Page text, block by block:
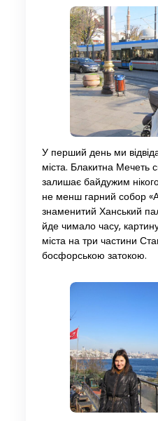
У перший день ми
міста. Блакитна Мечеть
залишає байдужим
не менш гарний собор
знаменитий Ханський
йде чимало часу,
міста на три частини
босфорською затокою.